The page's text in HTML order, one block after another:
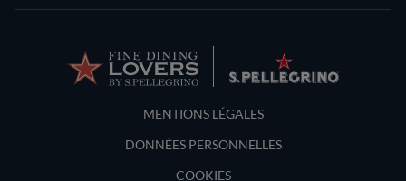
Terms and Conditions
MENTIONS LÉGALES
DONNÉES PERSONNELLES
COOKIES